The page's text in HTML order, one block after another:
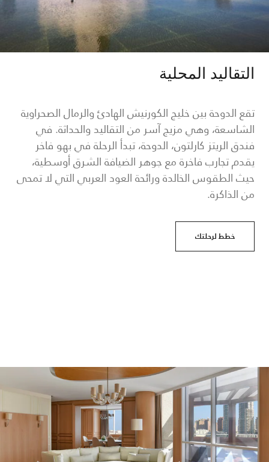
التقاليد المحلية
تقع الدوحة بين خليج الكورنيش الهادئ والرمال الصحراوية
الشاسعة، وهي مزيج آسر من التقاليد والحداثة. في
فندق الريتز كارلتون، الدوحة، تبدأ الرحلة في بهو فاخر
يقدم تجارب فاخرة مع جوهر الضيافة الشرق أوسطية،
حيث الطقوس الخالدة ورائحة العود العربي التي لا تمحى
من الذاكرة.
خطط لرحلتك